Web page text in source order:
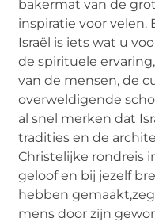
bakermat van de
inspiratie voor velen.
Israël is iets wat u
de spirituele
van de mensen, de
overweldigende
al snel merken dat
tradities en de
Christelijke rondreis
geloof en bij jezelf
hebben
mens door zijn